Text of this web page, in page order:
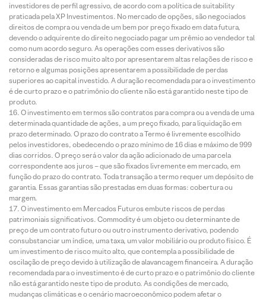
investidores de perfil agressivo, de acordo com a política de suitability
praticada pela XP Investimentos. No mercado de opções, são negociados
direitos de compra ou venda de um bem por preço fixado em data futura,
devendo o adquirente do direito negociado pagar um prêmio ao vendedor tal
como num acordo seguro. As operações com esses derivativos são
consideradas de risco muito alto por apresentarem altas relações de risco e
retorno e algumas posições apresentarem a possibilidade de perdas
superiores ao capital investido. A duração recomendada para o investimento
é de curto prazo e o patrimônio do cliente não está garantido neste tipo de
produto.
O investimento em termos são contratos para compra ou a venda de uma
determinada quantidade de ações, a um preço fixado, para liquidação em
prazo determinado. O prazo do contrato a Termo é livremente escolhido
pelos investidores, obedecendo o prazo mínimo de 16 dias e máximo de 999
dias corridos. O preço será o valor da ação adicionado de uma parcela
correspondente aos juros – que são fixados livremente em mercado, em
função do prazo do contrato. Toda transação a termo requer um depósito de
garantia. Essas garantias são prestadas em duas formas: cobertura ou
margem.
O investimento em Mercados Futuros embute riscos de perdas
patrimoniais significativos. Commodity é um objeto ou determinante de
preço de um contrato futuro ou outro instrumento derivativo, podendo
consubstanciar um índice, uma taxa, um valor mobiliário ou produto físico. É
um investimento de risco muito alto, que contempla a possibilidade de
oscilação de preço devido à utilização de alavancagem financeira. A duração
recomendada para o investimento é de curto prazo e o patrimônio do cliente
não está garantido neste tipo de produto. As condições de mercado,
mudanças climáticas e o cenário macroeconômico podem afetar o